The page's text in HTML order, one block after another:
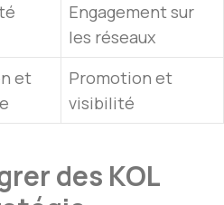
Engagement sur
les réseaux
et
Promotion et
visibilité
des KOL